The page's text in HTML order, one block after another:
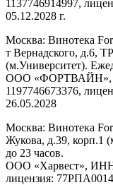
1137746914997,
05.12.2028 г.
Москва: Винотека
т Вернадского, д.6,
(м.Университет).
ООО «ФОРТВАЙН»,
1197746673376,
26.05.2028
Москва: Винотека
Жукова, д.39, корп.1
до 23 часов.
ООО «Харвест», ИНН
лицензия: